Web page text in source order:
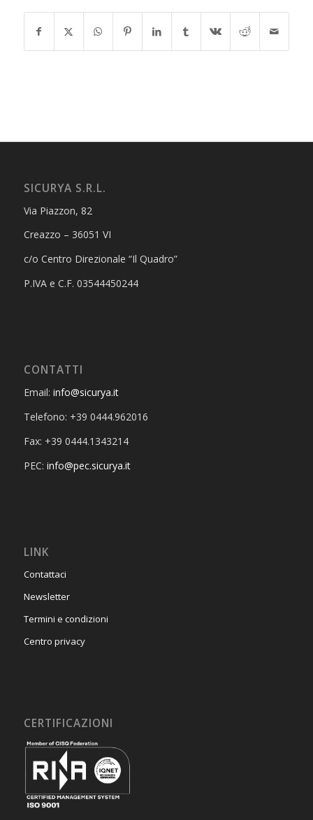
SICURYA S.R.L.
Via Piazzon, 82
Creazzo – 36051 VI
c/o Centro Direzionale “Il Quadro”
P.IVA e C.F. 03544450244
CONTATTI
Email: info@sicurya.it
Telefono: +39 0444.962016
Fax: +39 0444.1343214
PEC: info@pec.sicurya.it
LINK
Contattaci
Newsletter
Termini e condizioni
Centro privacy
CERTIFICAZIONI